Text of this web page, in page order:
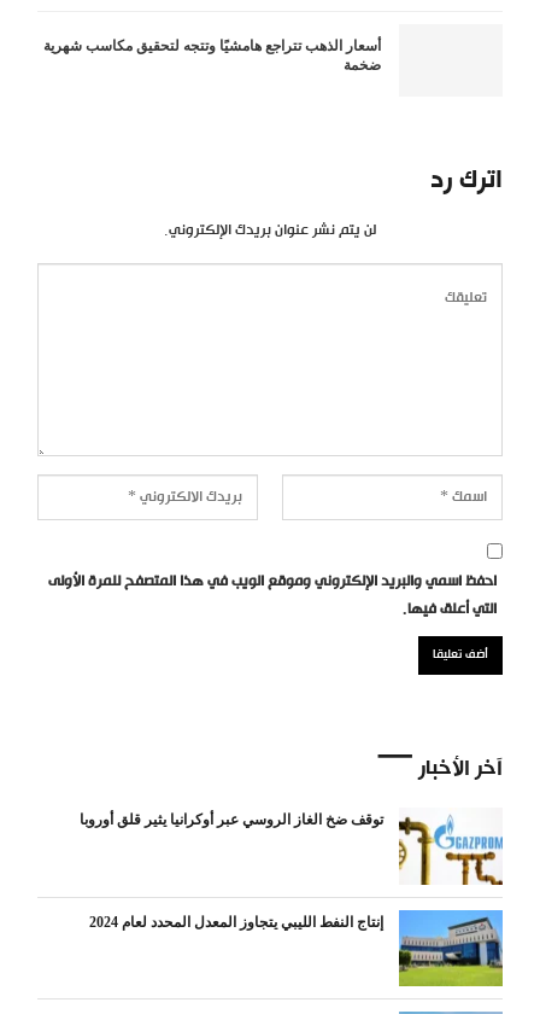
أسعار الذهب تتراجع هامشيًا وتتجه لتحقيق مكاسب شهرية
ضخمة
اترك رد
لن يتم نشر عنوان بريدك الإلكتروني.
احفظ اسمي والبريد الإلكتروني وموقع الويب في هذا المتصفح للمرة الأولى
التي أعلق فيها.
آخر الأخبار
توقف ضخ الغاز الروسي عبر أوكرانيا يثير قلق أوروبا
إنتاج النفط الليبي يتجاوز المعدل المحدد لعام 2024